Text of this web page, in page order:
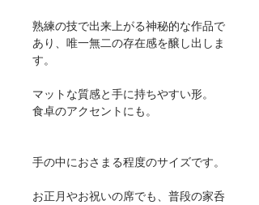
熟練の技で出来上がる神秘的な作品で
あり、唯一無二の存在感を醸し出しま
す。
マットな質感と手に持ちやすい形。
食卓のアクセントにも。
手の中におさまる程度のサイズです。
お正月やお祝いの席でも、普段の家呑